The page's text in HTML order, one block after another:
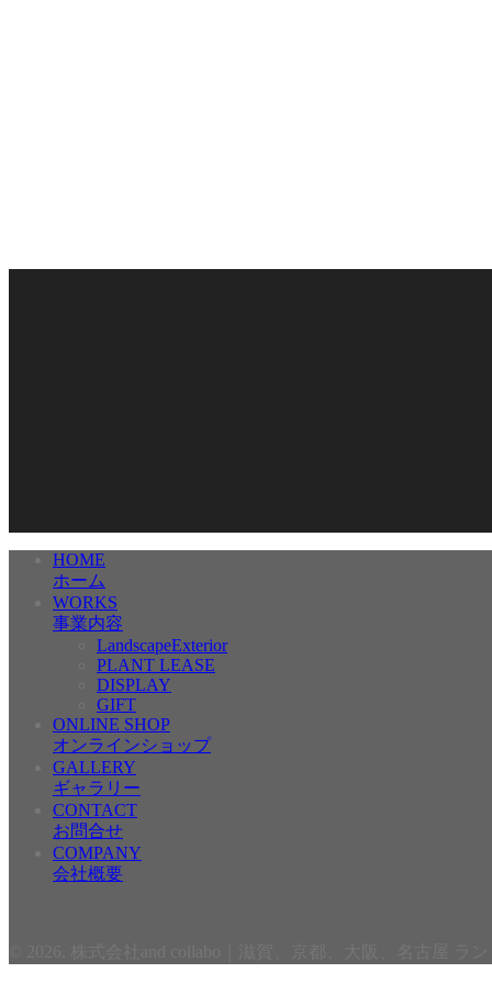
HOME
ホーム
WORKS
事業内容
LandscapeExterior
PLANT LEASE
DISPLAY
GIFT
ONLINE SHOP
オンラインショップ
GALLERY
ギャラリー
CONTACT
お問合せ
COMPANY
会社概要